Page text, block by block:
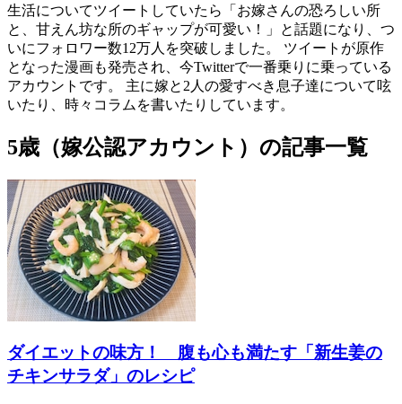
生活についてツイートしていたら「お嫁さんの恐ろしい所
と、甘えん坊な所のギャップが可愛い！」と話題になり、つ
いにフォロワー数12万人を突破しました。 ツイートが原作
となった漫画も発売され、今Twitterで一番乗りに乗っている
アカウントです。 主に嫁と2人の愛すべき息子達について呟
いたり、時々コラムを書いたりしています。
5歳（嫁公認アカウント）の記事一覧
ダイエットの味方！ 腹も心も満たす「新生姜の
チキンサラダ」のレシピ